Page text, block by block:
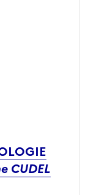
CUDEL